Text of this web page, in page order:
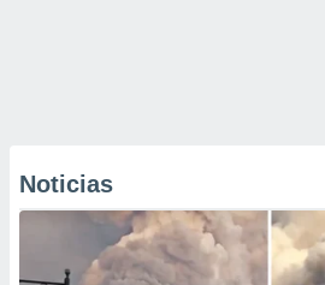
Noticias